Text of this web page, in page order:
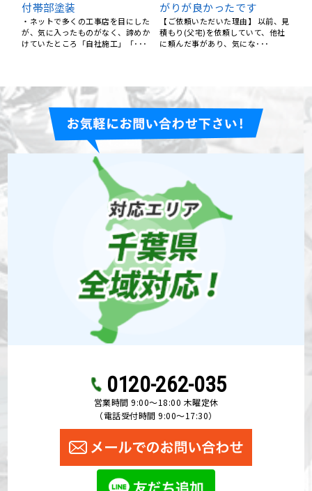
（ご依頼頂いた理由）ネットで屋根
の修理を探していたところ、四街道
だったのと評判が良さそうだっ･･･
付帯部塗装
・安心して依頼できます。 ・きれい
に仕上がっていました。
0120-262-035
営業時間 9:00〜18:00 木曜定休
（電話受付時間 9:00〜17:30）